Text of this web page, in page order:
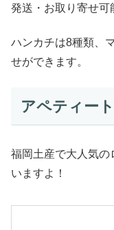
発送・お取り寄せ
ハンカチは8種類、
せができます。
アペティー
福岡土産で大人気の
いますよ！